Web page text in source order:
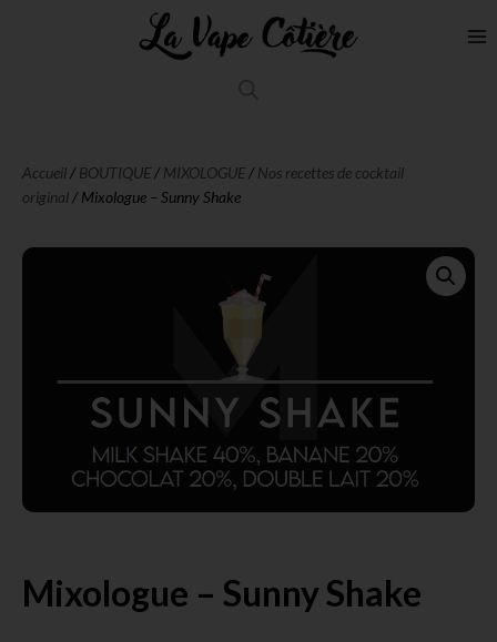
Accueil/ BOUTIQUE/ MIXOLOGUE/ Nos recettes de cocktail
original/ Mixologue – Sunny Shake
Mixologue – Sunny Shake